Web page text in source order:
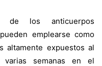
de los anticuerpos
emplearse como
altamente expuestos al
varias semanas en el